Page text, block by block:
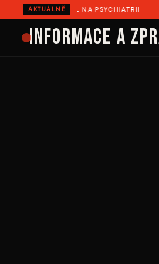
AKTUÁLNĚ
ZEMŘEL NA PSYCHIATRII
Informace a